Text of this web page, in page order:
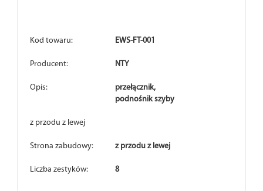
Kod towaru: EWS-FT-001
Producent: NTY
Opis:
przełącznik,
podnośnik szyby
z przodu z lewej
Strona zabudowy: z przodu z lewej
Liczba zestyków: 8